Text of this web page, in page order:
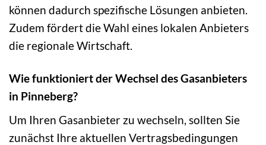
können dadurch spezifische Lösungen anbieten.
Zudem fördert die Wahl eines lokalen Anbieters
die regionale Wirtschaft.
Wie funktioniert der Wechsel des Gasanbieters
in Pinneberg?
Um Ihren Gasanbieter zu wechseln, sollten Sie
zunächst Ihre aktuellen Vertragsbedingungen